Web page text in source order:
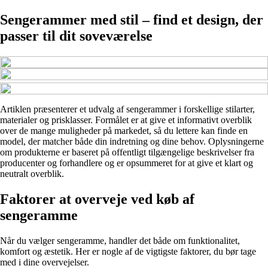
Sengerammer med stil – find et design, der
passer til dit soveværelse
Artiklen præsenterer et udvalg af sengerammer i forskellige stilarter,
materialer og prisklasser. Formålet er at give et informativt overblik
over de mange muligheder på markedet, så du lettere kan finde en
model, der matcher både din indretning og dine behov. Oplysningerne
om produkterne er baseret på offentligt tilgængelige beskrivelser fra
producenter og forhandlere og er opsummeret for at give et klart og
neutralt overblik.
Faktorer at overveje ved køb af
sengeramme
Når du vælger sengeramme, handler det både om funktionalitet,
komfort og æstetik. Her er nogle af de vigtigste faktorer, du bør tage
med i dine overvejelser.